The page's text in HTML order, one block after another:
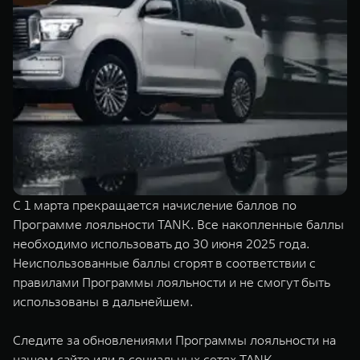
TANK 500
Веди за собой
от 6 499 000 ₽
TANK 700
Сила
от 10 199
TANK Финансы
Корпоративным клиентам
TANK ФИНАНСЫ
TANK Кредит
TANK Лизинг
TANK Страхование
Сервис
Специальные предложения
Моторные масла
ЦИФРОВЫЕ СЕРВИСЫ TANK
Цифровые сервисы TANK
Подписки
С 1 марта прекращается начисление баллов по
Программе лояльности TANK. Все накопленные баллы
необходимо использовать до 30 июня 2025 года.
Неиспользованные баллы сгорят в соответствии с
правилами Программы лояльности и не смогут быть
использованы в дальнейшем.
Следите за обновлениями Программы лояльности на